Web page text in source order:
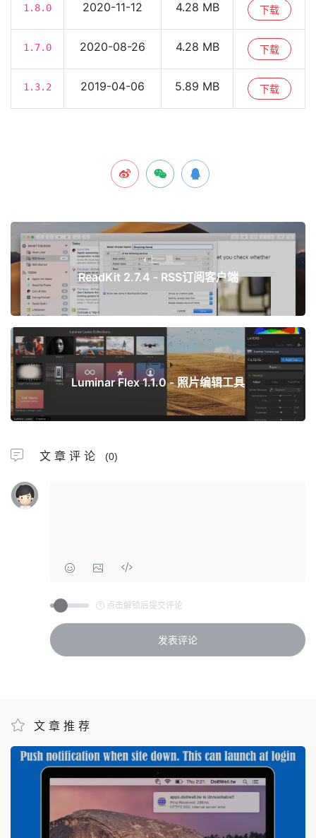
1.8.0 2020-11-12 4.28 MB 下载
1.7.0 2020-08-26 4.28 MB 下载
1.3.2 2019-04-06 5.89 MB 下载
上一篇
ReadKit 2.7.4 - RSS订阅客户端
下一篇
Luminar Flex 1.1.0 - 照片编辑工具
文章评论 (0)
点击解锁后提交评论
文章推荐